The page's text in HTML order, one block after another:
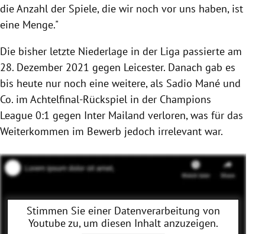
die Anzahl der Spiele, die wir noch vor uns haben, ist
eine Menge."
Die bisher letzte Niederlage in der Liga passierte am
28. Dezember 2021 gegen Leicester. Danach gab es
bis heute nur noch eine weitere, als Sadio Mané und
Co. im Achtelfinal-Rückspiel in der Champions
League 0:1 gegen Inter Mailand verloren, was für das
Weiterkommen im Bewerb jedoch irrelevant war.
Stimmen Sie einer Datenverarbeitung von
Youtubezu, um diesen Inhalt anzuzeigen.